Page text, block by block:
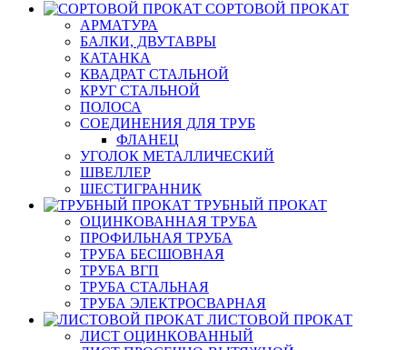
СОРТОВОЙ ПРОКАТ
АРМАТУРА
БАЛКИ, ДВУТАВРЫ
КАТАНКА
КВАДРАТ СТАЛЬНОЙ
КРУГ СТАЛЬНОЙ
ПОЛОСА
СОЕДИНЕНИЯ ДЛЯ ТРУБ
ФЛАНЕЦ
УГОЛОК МЕТАЛЛИЧЕСКИЙ
ШВЕЛЛЕР
ШЕСТИГРАННИК
ТРУБНЫЙ ПРОКАТ
ОЦИНКОВАННАЯ ТРУБА
ПРОФИЛЬНАЯ ТРУБА
ТРУБА БЕСШОВНАЯ
ТРУБА ВГП
ТРУБА СТАЛЬНАЯ
ТРУБА ЭЛЕКТРОСВАРНАЯ
ЛИСТОВОЙ ПРОКАТ
ЛИСТ ОЦИНКОВАННЫЙ